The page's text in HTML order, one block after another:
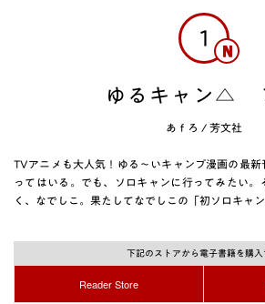
1
ゆるキャン△
あｆろ / 芳文社
TVアニメも大人気！ゆる～いキャンプ漫画の最
ってはいる。でも、ソロキャンに行ってみたい。
く、なでしこ。果たしてなでしこの「初ソロキャ
下記のストアから電子書籍を購入
Reader Store